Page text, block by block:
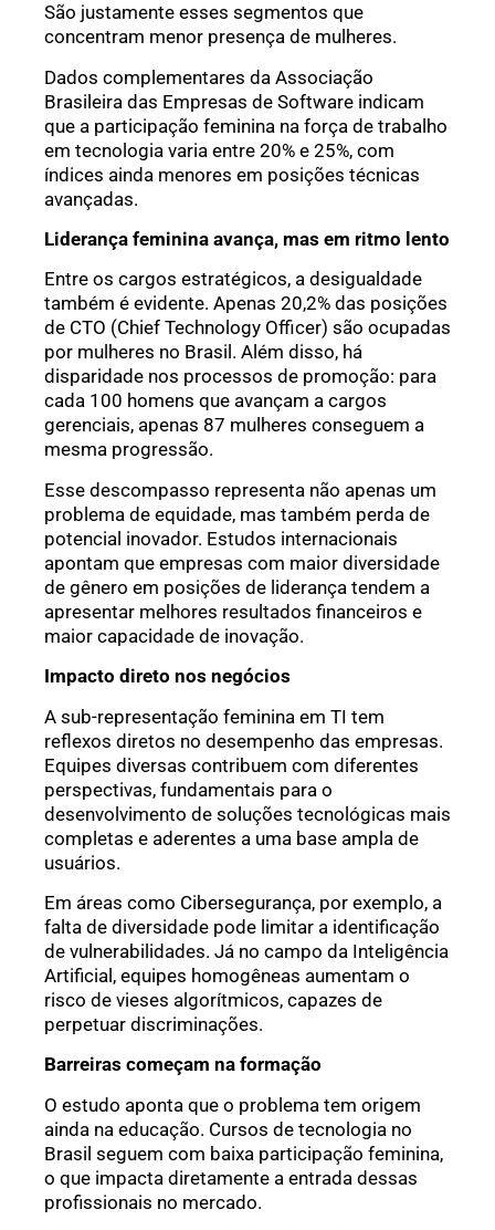
São justamente esses segmentos que
concentram menor presença de mulheres.
Dados complementares da Associação
Brasileira das Empresas de Software indicam
que a participação feminina na força de trabalho
em tecnologia varia entre 20% e 25%, com
índices ainda menores em posições técnicas
avançadas.
Liderança feminina avança, mas em ritmo lento
Entre os cargos estratégicos, a desigualdade
também é evidente. Apenas 20,2% das posições
de CTO (Chief Technology Officer) são ocupadas
por mulheres no Brasil. Além disso, há
disparidade nos processos de promoção: para
cada 100 homens que avançam a cargos
gerenciais, apenas 87 mulheres conseguem a
mesma progressão.
Esse descompasso representa não apenas um
problema de equidade, mas também perda de
potencial inovador. Estudos internacionais
apontam que empresas com maior diversidade
de gênero em posições de liderança tendem a
apresentar melhores resultados financeiros e
maior capacidade de inovação.
Impacto direto nos negócios
A sub-representação feminina em TI tem
reflexos diretos no desempenho das empresas.
Equipes diversas contribuem com diferentes
perspectivas, fundamentais para o
desenvolvimento de soluções tecnológicas mais
completas e aderentes a uma base ampla de
usuários.
Em áreas como Cibersegurança, por exemplo, a
falta de diversidade pode limitar a identificação
de vulnerabilidades. Já no campo da Inteligência
Artificial, equipes homogêneas aumentam o
risco de vieses algorítmicos, capazes de
perpetuar discriminações.
Barreiras começam na formação
O estudo aponta que o problema tem origem
ainda na educação. Cursos de tecnologia no
Brasil seguem com baixa participação feminina,
o que impacta diretamente a entrada dessas
profissionais no mercado.